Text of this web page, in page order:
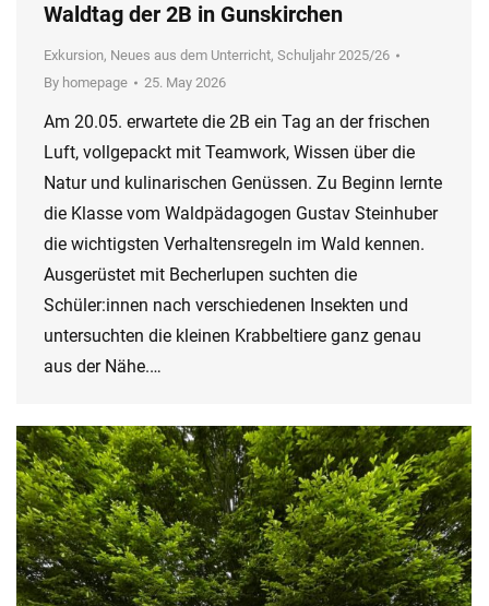
Waldtag der 2B in Gunskirchen
Exkursion, Neues aus dem Unterricht, Schuljahr 2025/26
By homepage 25. May 2026
Am 20.05. erwartete die 2B ein Tag an der frischen
Luft, vollgepackt mit Teamwork, Wissen über die
Natur und kulinarischen Genüssen. Zu Beginn lernte
die Klasse vom Waldpädagogen Gustav Steinhuber
die wichtigsten Verhaltensregeln im Wald kennen.
Ausgerüstet mit Becherlupen suchten die
Schüler:innen nach verschiedenen Insekten und
untersuchten die kleinen Krabbeltiere ganz genau
aus der Nähe.…